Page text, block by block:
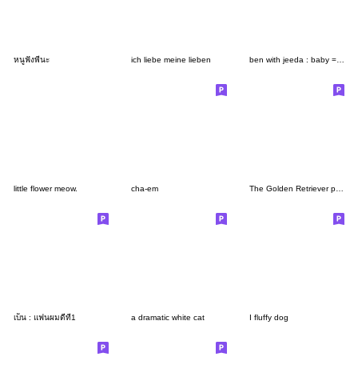
หนูฟังพี่นะ ich liebe meine lieben ben with jeeda : baby = home
little flower meow. cha-em The Golden Retriever puppy!!2
เบ็น : แฟนผมดีที่1 a dramatic white cat I fluffy dog